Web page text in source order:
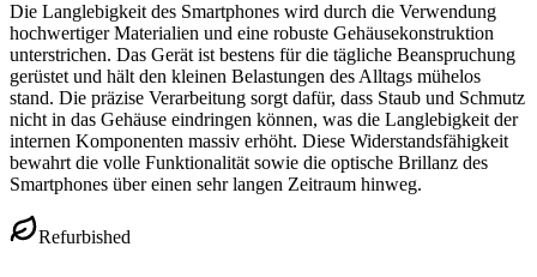
Die Langlebigkeit des Smartphones wird durch die Verwendung
hochwertiger Materialien und eine robuste Gehäusekonstruktion
unterstrichen. Das Gerät ist bestens für die tägliche Beanspruchung
gerüstet und hält den kleinen Belastungen des Alltags mühelos
stand. Die präzise Verarbeitung sorgt dafür, dass Staub und Schmutz
nicht in das Gehäuse eindringen können, was die Langlebigkeit der
internen Komponenten massiv erhöht. Diese Widerstandsfähigkeit
bewahrt die volle Funktionalität sowie die optische Brillanz des
Smartphones über einen sehr langen Zeitraum hinweg.
Refurbished